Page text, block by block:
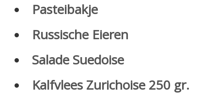
Pasteibakje
Russische Eieren
Salade Suedoise
Kalfvlees Zurichoise 250 gr.